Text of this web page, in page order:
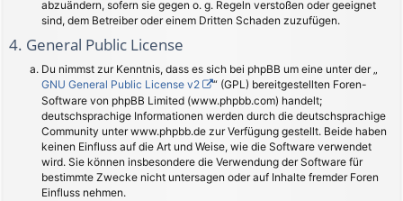
abzuändern, sofern sie gegen o. g. Regeln verstoßen oder geeignet
sind, dem Betreiber oder einem Dritten Schaden zuzufügen.
4. General Public License
Du nimmst zur Kenntnis, dass es sich bei phpBB um eine unter der „
GNU General Public License v2
“ (GPL) bereitgestellten Foren-
Software von phpBB Limited (www.phpbb.com) handelt;
deutschsprachige Informationen werden durch die deutschsprachige
Community unter www.phpbb.de zur Verfügung gestellt. Beide haben
keinen Einfluss auf die Art und Weise, wie die Software verwendet
wird. Sie können insbesondere die Verwendung der Software für
bestimmte Zwecke nicht untersagen oder auf Inhalte fremder Foren
Einfluss nehmen.